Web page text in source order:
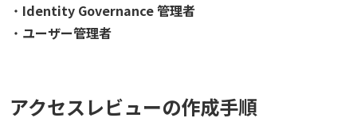
・ Identity Governance 管理者
・ ユーザー管理者
アクセスレビューの作成手順